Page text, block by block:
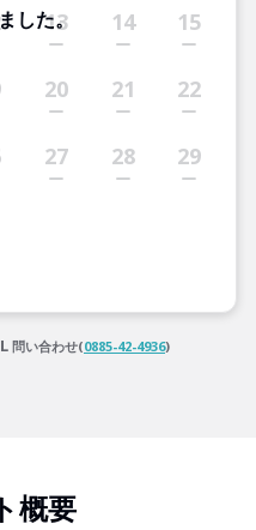
13 14 15
20 21 22
27 28 29
した。
問い合わせ(0885-42-4936)
概要